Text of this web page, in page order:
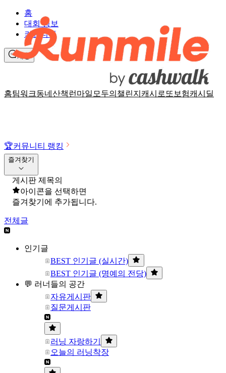
홈팀워크동네산책 런마일 모두의챌린지 캐시로또 보험캐시딜
홈
대회 정보
커뮤니티
채팅
🏆커뮤니티 랭킹
즐겨찾기
게시판 제목의
아이콘을 선택하면
즐겨찾기에 추가됩니다.
전체글
인기글
BEST 인기글 (실시간)
BEST 인기글 (명예의 전당)
💬 러너들의 공간
자유게시판
질문게시판
러닝 자랑하기
오늘의 러닝착장